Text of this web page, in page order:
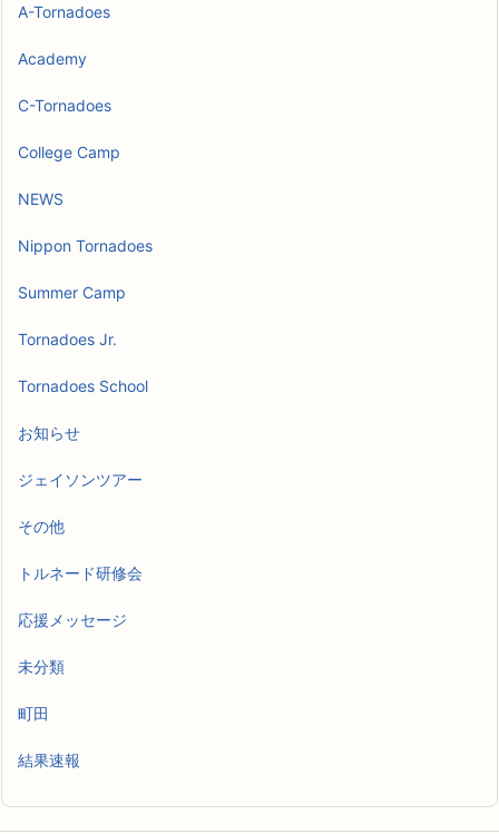
A-Tornadoes
Academy
C-Tornadoes
College Camp
NEWS
Nippon Tornadoes
Summer Camp
Tornadoes Jr.
Tornadoes School
お知らせ
ジェイソンツアー
その他
トルネード研修会
応援メッセージ
未分類
町田
結果速報